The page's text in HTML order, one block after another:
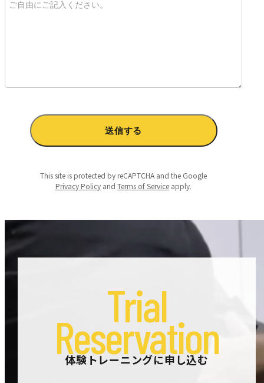
This site is protected by reCAPTCHA and the Google
Privacy Policy andTerms of Service apply.
Trial
Reservation
体験トレーニングに申し込む